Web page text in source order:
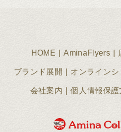
HOME AminaFlyers
ブランド展開 オンライン
会社案内 個人情報保護